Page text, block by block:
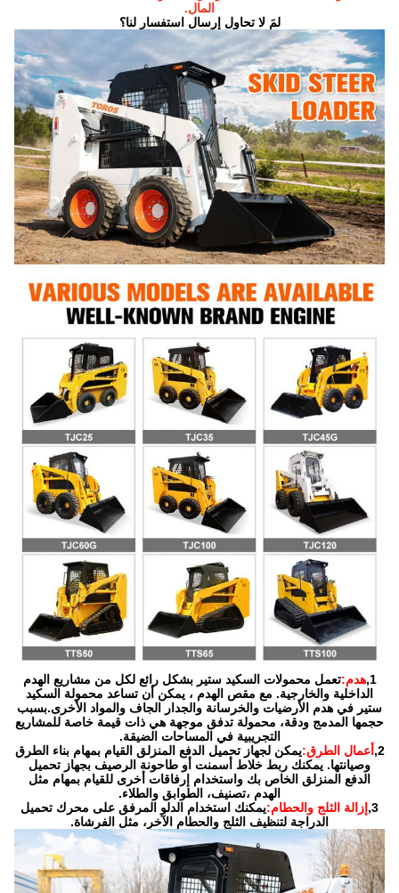
المال.
لمَ لا تحاول إرسال استفسار لنا؟
1, هدم:تعمل محمولات السكيد ستير بشكل رائع لكل من مشاريع الهدم
الداخلية والخارجية. مع مقص الهدم ، يمكن أن تساعد محمولة السكيد
ستير في هدم الأرضيات والخرسانة والجدار الجاف والمواد الأخرى.بسبب
حجمها المدمج ودقة، محمولة تدفق موجهة هي ذات قيمة خاصة للمشاريع
التجريبية في المساحات الضيقة.
2, أعمال الطرق:يمكن لجهاز تحميل الدفع المنزلق القيام بمهام بناء الطرق
وصيانتها. يمكنك ربط خلاط أسمنت أو طاحونة الرصيف بجهاز تحميل
الدفع المنزلق الخاص بك واستخدام إرفاقات أخرى للقيام بمهام مثل
الهدم ،تصنيف، الطوابق والطلاء.
3, إزالة الثلج والحطام:يمكنك استخدام الدلو المرفق على محرك تحميل
الدراجة لتنظيف الثلج والحطام الآخر، مثل الفرشاة.